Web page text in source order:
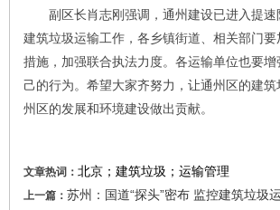
副区长肖志刚强调，通州建设已进入提速
建筑垃圾运输工作，各乡镇街道、相关部门
措施，加强联合执法力度。各运输单位也要
己的行为。希望大家齐努力，让通州区的建
州区的发展和环境建设做出贡献。
文章热词： 北京；建筑垃圾；运输管理
上一篇： 苏州：国道“探头”密布 监控建筑垃圾